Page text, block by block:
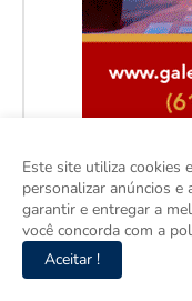
Facebook
Este site utiliza cookies
personalizar anúncios
garantir e entregar a
você concorda com a
Aceitar !